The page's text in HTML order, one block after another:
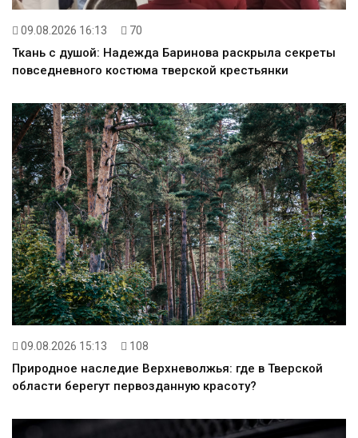
09.08.2026 16:13 70
Ткань с душой: Надежда Баринова раскрыла секреты
повседневного костюма тверской крестьянки
09.08.2026 15:13 108
Природное наследие Верхневолжья: где в Тверской
области берегут первозданную красоту?